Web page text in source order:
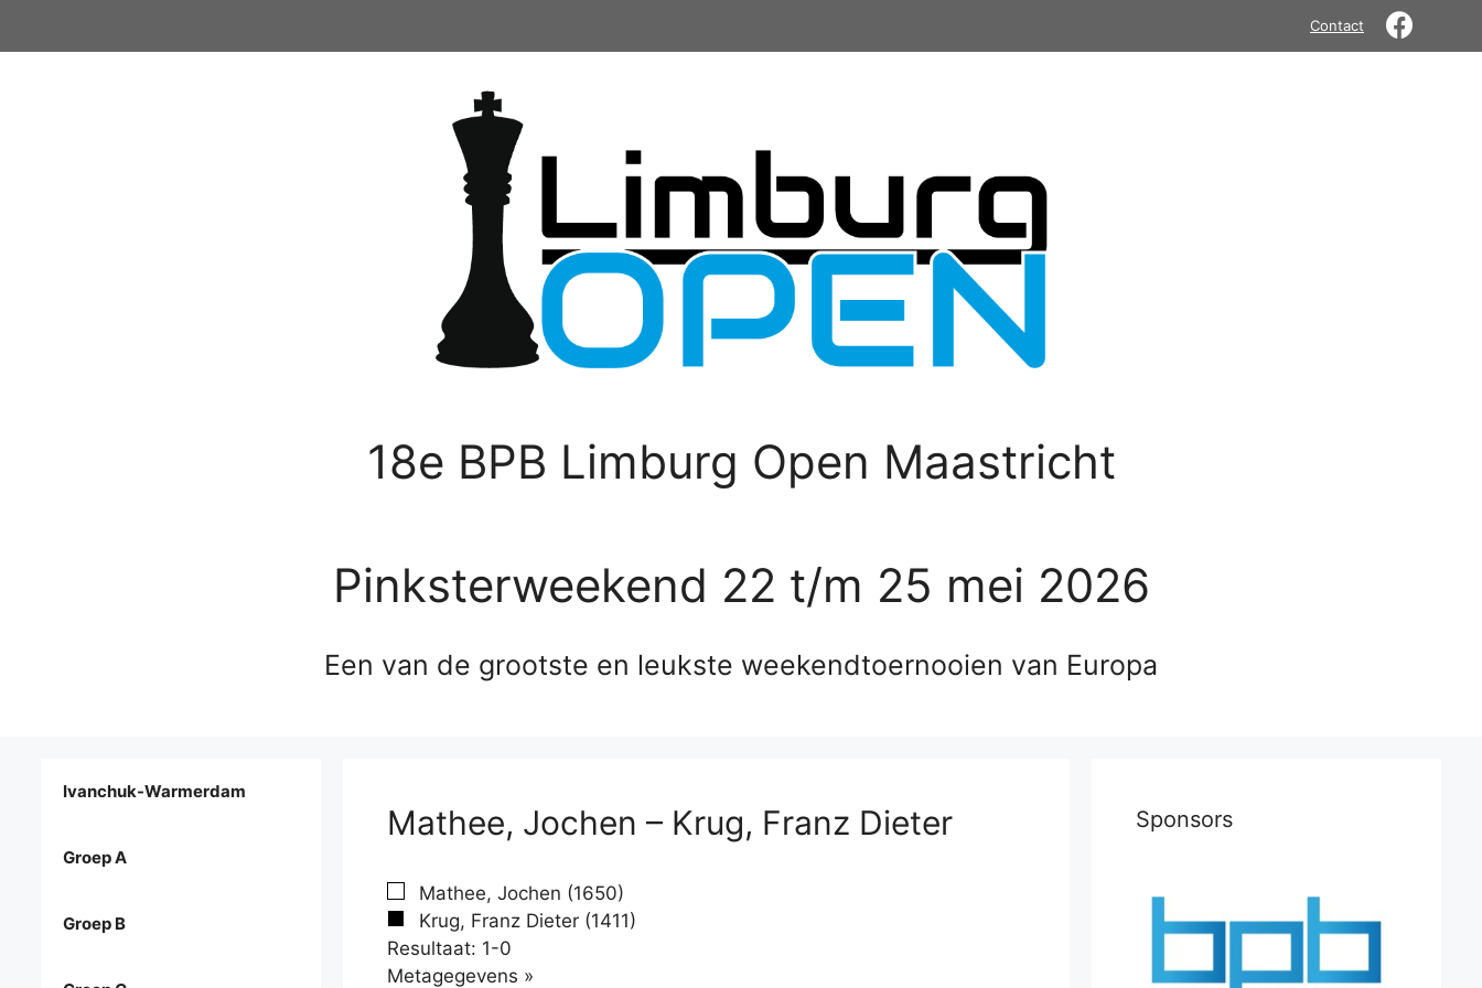
Contact
18e BPB Limburg Open Maastricht
Pinksterweekend 22 t/m 25 mei 2026
Een van de grootste en leukste weekendtoernooien van Europa
Mathee, Jochen – Krug, Franz Dieter
Mathee, Jochen (1650)
Krug, Franz Dieter (1411)
Resultaat: 1-0
Metagegevens »
Ivanchuk-Warmerdam
Groep A
Groep B
Sponsors